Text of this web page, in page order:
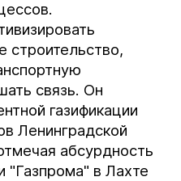
связь. Он
газификации
Ленинградской
абсурдность
"Газпрома" в Лахте